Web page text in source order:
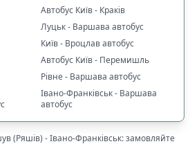
Автобус Київ - Краків
Луцьк - Варшава автобус
Київ - Вроцлав автобус
Автобус Київ - Перемишль
Рівне - Варшава автобус
Івано-Франківськ - Варшава
автобус
(Ряшів) -Івано-Франківськ: замовляйте